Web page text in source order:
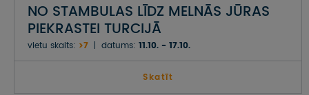
NO STAMBULAS LĪDZ MELNĀS JŪRAS
PIEKRASTEI TURCIJĀ
vietu skaits: >7 datums: 11.10. - 17.10.
Skatīt